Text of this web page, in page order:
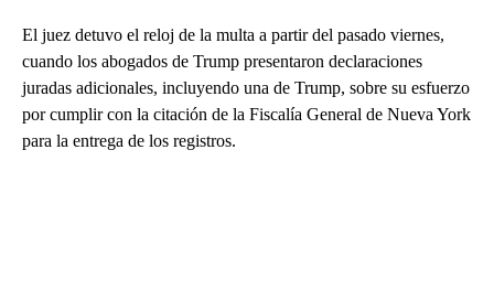
El juez detuvo el reloj de la multa a partir del pasado viernes,
cuando los abogados de Trump presentaron declaraciones
juradas adicionales, incluyendo una de Trump, sobre su esfuerzo
por cumplir con la citación de la Fiscalía General de Nueva York
para la entrega de los registros.